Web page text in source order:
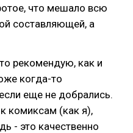
что мешало всю
составляющей, а
рекомендую, как и
когда-то
еще не добрались.
комиксам (как я),
- это качественно